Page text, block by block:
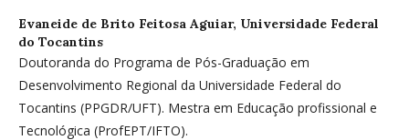
Evaneide de Brito Feitosa Aguiar, Universidade Federal
do Tocantins
Doutoranda do Programa de Pós-Graduação em
Desenvolvimento Regional da Universidade Federal do
Tocantins (PPGDR/UFT). Mestra em Educação profissional e
Tecnológica (ProfEPT/IFTO).